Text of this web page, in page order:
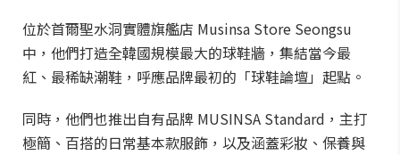
位於首爾聖水洞實體旗艦店 Musinsa Store Seongsu
中，他們打造全韓國規模最大的球鞋牆，集結當今最
紅、最稀缺潮鞋，呼應品牌最初的「球鞋論壇」起點。
同時，他們也推出自有品牌 MUSINSA Standard，主打
極簡、百搭的日常基本款服飾，以及涵蓋彩妝、保養與